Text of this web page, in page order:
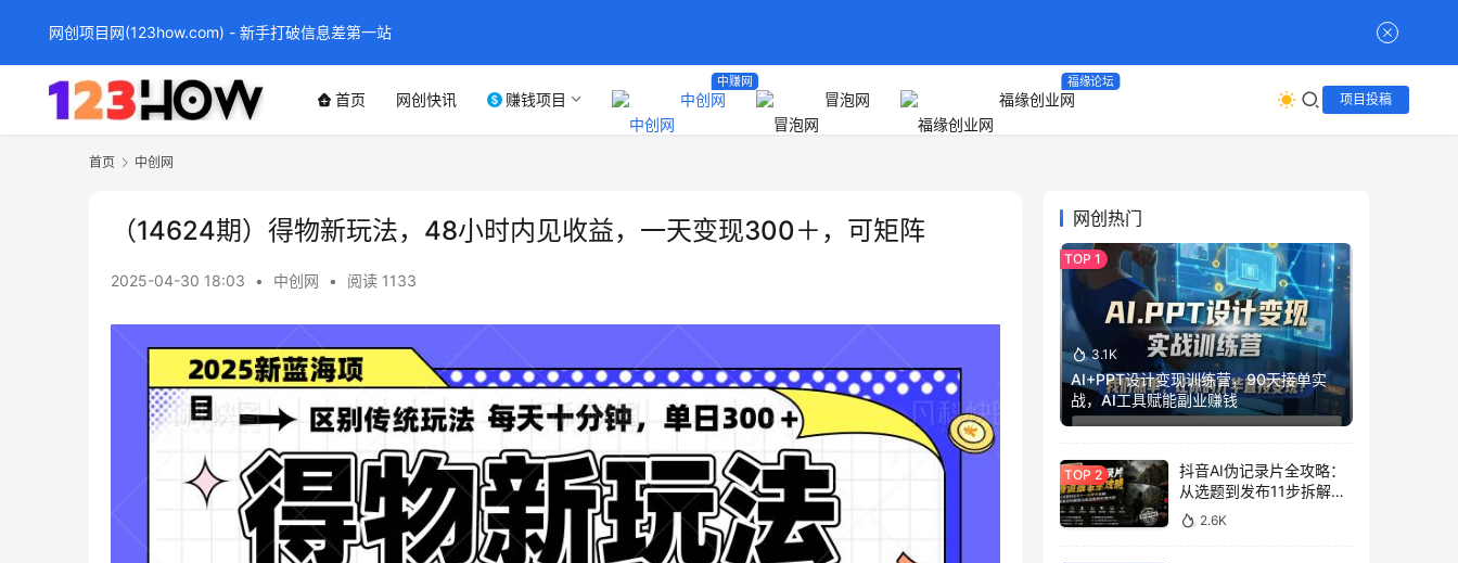
首页 网创快讯 赚钱项目 中创网
中赚网
冒泡网 福缘创业网
福缘论坛
项目投稿
首页 中创网
（14624期）得物新玩法，48小时内见收益，一天变现300＋，可矩阵
2025-04-30 18:03 • 中创网 • 阅读 1133
网创热门
3.1K
AI+PPT设计变现训练营，90天接单实
战，AI工具赋能副业赚钱
抖音AI伪记录片全攻略：
从选题到发布11步拆解，
零基础做出高流量真实感
内容
2.6K
网创项目网(123how.com) - 新手打破信息差第一站